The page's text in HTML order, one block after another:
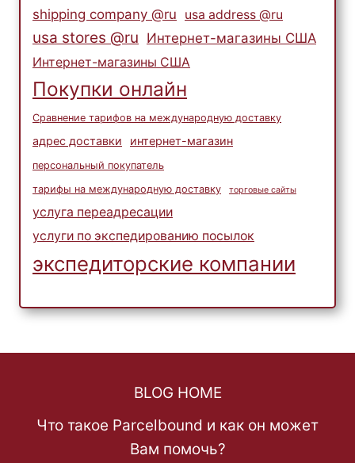
shipping company @ru
usa address @ru
usa stores @ru Интернет-магазины США
Интернет-магазины США
Покупки онлайн
Сравнение тарифов на международную доставку
адрес доставки интернет-магазин
персональный покупатель
тарифы на международную доставку
торговые сайты
услуга переадресации
услуги по экспедированию посылок
экспедиторские компании
BLOG HOME
Что такое Parcelbound и как он может
Вам помочь?